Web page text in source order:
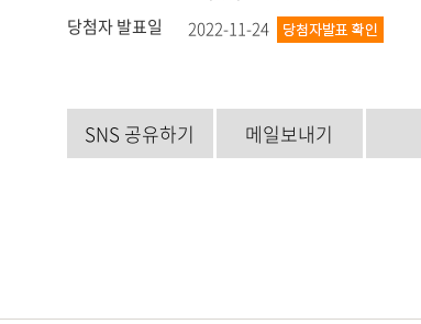
당첨자 발표일
2022-11-24
SNS 공유하기 메일보내기